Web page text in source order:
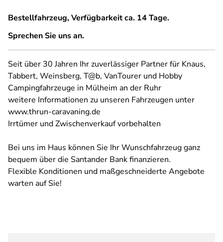
Bestellfahrzeug, Verfügbarkeit ca. 14 Tage.
Sprechen Sie uns an.
Seit über 30 Jahren Ihr zuverlässiger Partner für Knaus,
Tabbert, Weinsberg, T@b, VanTourer und Hobby
Campingfahrzeuge in Mülheim an der Ruhr
weitere Informationen zu unseren Fahrzeugen unter
www.thrun-caravaning.de
Irrtümer und Zwischenverkauf vorbehalten
Bei uns im Haus können Sie Ihr Wunschfahrzeug ganz
bequem über die Santander Bank finanzieren.
Flexible Konditionen und maßgeschneiderte Angebote
warten auf Sie!